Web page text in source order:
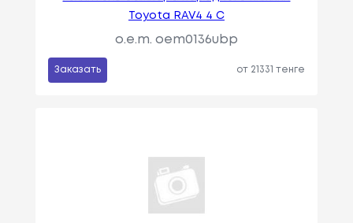
Toyota RAV4 4 C
o.e.m. oem0136ubp
Заказать от 21331 тенге